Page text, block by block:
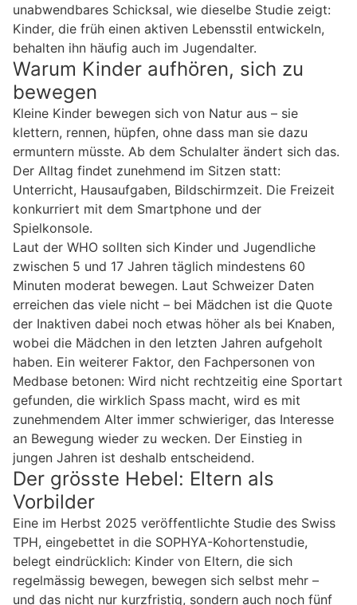
unabwendbares Schicksal, wie dieselbe Studie zeigt:
Kinder, die früh einen aktiven Lebensstil entwickeln,
behalten ihn häufig auch im Jugendalter.
Warum Kinder aufhören, sich zu
bewegen
Kleine Kinder bewegen sich von Natur aus – sie
klettern, rennen, hüpfen, ohne dass man sie dazu
ermuntern müsste. Ab dem Schulalter ändert sich das.
Der Alltag findet zunehmend im Sitzen statt:
Unterricht, Hausaufgaben, Bildschirmzeit. Die Freizeit
konkurriert mit dem Smartphone und der
Spielkonsole.
Laut der WHO sollten sich Kinder und Jugendliche
zwischen 5 und 17 Jahren täglich mindestens 60
Minuten moderat bewegen. Laut Schweizer Daten
erreichen das viele nicht – bei Mädchen ist die Quote
der Inaktiven dabei noch etwas höher als bei Knaben,
wobei die Mädchen in den letzten Jahren aufgeholt
haben. Ein weiterer Faktor, den Fachpersonen von
Medbase betonen: Wird nicht rechtzeitig eine Sportart
gefunden, die wirklich Spass macht, wird es mit
zunehmendem Alter immer schwieriger, das Interesse
an Bewegung wieder zu wecken. Der Einstieg in
jungen Jahren ist deshalb entscheidend.
Der grösste Hebel: Eltern als
Vorbilder
Eine im Herbst 2025 veröffentlichte Studie des Swiss
TPH, eingebettet in die SOPHYA-Kohortenstudie,
belegt eindrücklich: Kinder von Eltern, die sich
regelmässig bewegen, bewegen sich selbst mehr –
und das nicht nur kurzfristig, sondern auch noch fünf